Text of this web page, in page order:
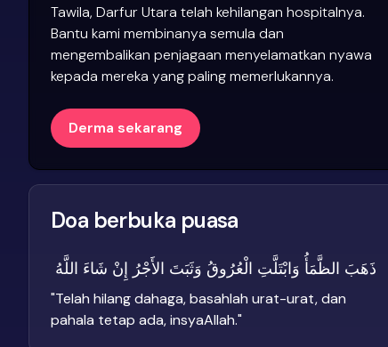
Tawila, Darfur Utara telah kehilangan hospitalnya.
Bantu kami membinanya semula dan
mengembalikan penjagaan menyelamatkan nyawa
kepada mereka yang paling memerlukannya.
Derma sekarang
Doa berbuka puasa
ذَهَبَ الظَّمَأُ وَابْتَلَّتِ الْعُرُوقُ وَثَبَتَ الأَجْرُ إِنْ شَاءَ اللَّهُ
"Telah hilang dahaga, basahlah urat-urat, dan
pahala tetap ada, insyaAllah."